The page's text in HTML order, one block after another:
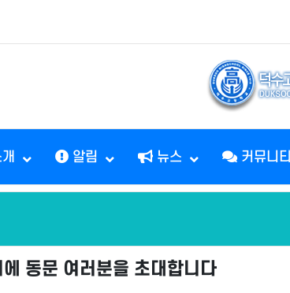
알림 뉴스 커뮤니티
동문 여러분을 초대합니다